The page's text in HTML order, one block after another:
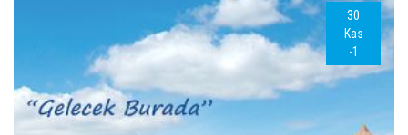
30
Kas
-1